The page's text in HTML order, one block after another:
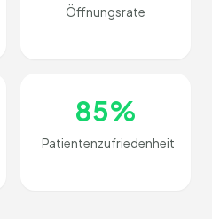
Öffnungsrate
85%
Patientenzufriedenheit